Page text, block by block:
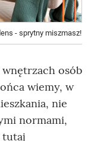
- sprytny miszmasz!
osób
wiemy, w
nie
normami,
tutaj